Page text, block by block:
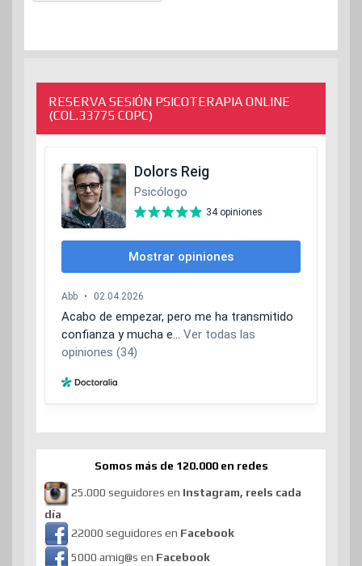
RESERVA SESIÓN PSICOTERAPIA ONLINE
(COL.33775 COPC)
Somos más de 120.000 en redes
25.000 seguidores en Instagram, reels cada
día
22000 seguidores en Facebook
5000 amig@s en Facebook